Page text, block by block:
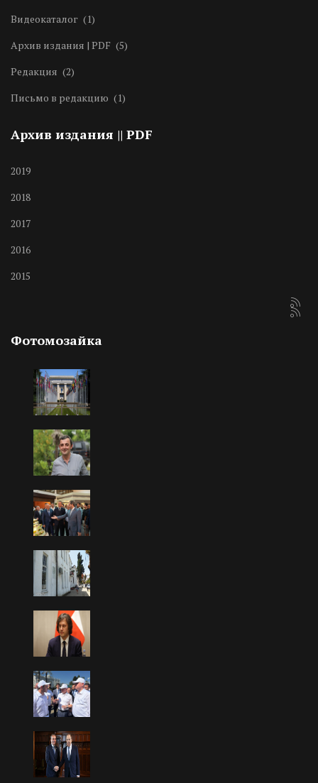
Видеокаталог (1)
Архив издания | PDF (5)
Редакция (2)
Письмо в редакцию (1)
Архив издания || PDF
2019
2018
2017
2016
2015
Фотомозайка